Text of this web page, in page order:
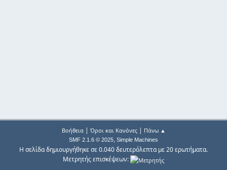
Βοήθεια| Όροι και Κανόνες| Πάνω ▲
SMF 2.1.6 © 2025, Simple Machines
Η σελίδα δημιουργήθηκε σε 0.040 δευτερόλεπτα με 20 ερωτήματα.
Μετρητής επισκέψεων: